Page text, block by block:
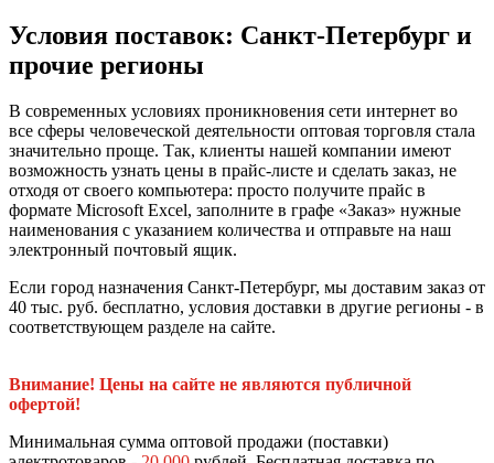
Условия поставок: Санкт-Петербург и
прочие регионы
В современных условиях проникновения сети интернет во
все сферы человеческой деятельности оптовая торговля стала
значительно проще. Так, клиенты нашей компании имеют
возможность узнать цены в прайс-листе и сделать заказ, не
отходя от своего компьютера: просто получите прайс в
формате Microsoft Excel, заполните в графе «Заказ» нужные
наименования с указанием количества и отправьте на наш
электронный почтовый ящик.
Если город назначения Санкт-Петербург, мы доставим заказ от
40 тыс. руб. бесплатно, условия доставки в другие регионы - в
соответствующем разделе на сайте.
Внимание! Цены на сайте не являются публичной
офертой!
Минимальная сумма оптовой продажи (поставки)